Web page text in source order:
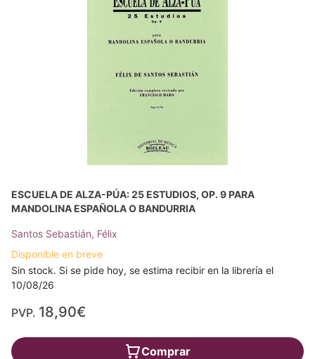
ESCUELA DE ALZA-PÚA: 25 ESTUDIOS, OP. 9 PARA
MANDOLINA ESPAÑOLA O BANDURRIA
Santos Sebastián, Félix
Disponible en breve
Sin stock. Si se pide hoy, se estima recibir en la librería el
10/08/26
PVP. 18,90€
Comprar